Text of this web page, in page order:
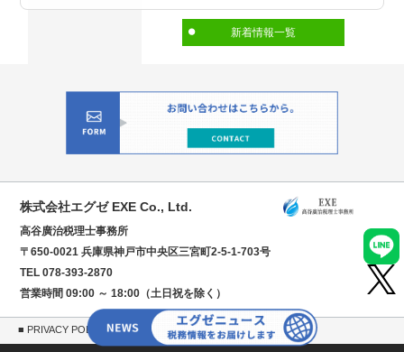
新着情報一覧
株式会社エグゼ EXE Co., Ltd.
高谷廣治税理士事務所
〒650-0021 兵庫県神戸市中央区三宮町2-5-1-703号
TEL 078-393-2870
営業時間 09:00 ～ 18:00（土日祝を除く）
■ PRIVACY POLICY